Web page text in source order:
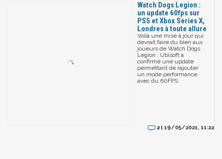
Watch Dogs Legion :
un update 60fps sur
PS5 et Xbox Series X,
Londres à toute allure
Voilà une mise à jour qui
devrait faire du bien aux
joueurs de Watch Dogs
Legion : Ubisoft a
confirmé une update
permettant de rajouter
un mode performance,
avec du 60FPS.
2 | 19/05/2021, 11:22